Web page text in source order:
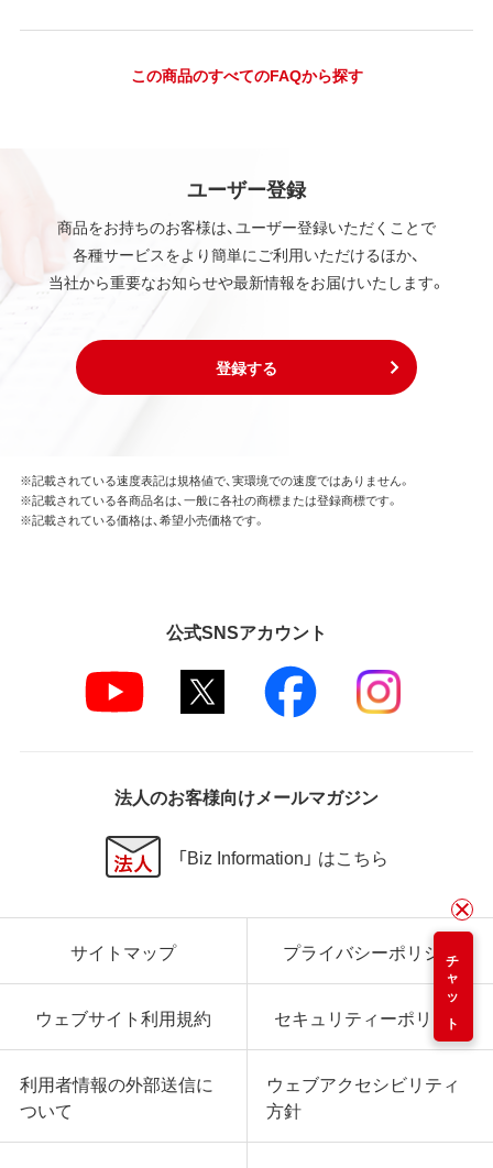
この商品のすべてのFAQから探す
ユーザー登録
商品をお持ちのお客様は、ユーザー登録いただくことで
各種サービスをより簡単にご利用いただけるほか、
当社から重要なお知らせや最新情報をお届けいたします。
登録する
チャット
※記載されている速度表記は規格値で、実環境での速度ではありません。
※記載されている各商品名は、一般に各社の商標または登録商標です。
※記載されている価格は、希望小売価格です。
公式SNSアカウント
法人のお客様向けメールマガジン
「Biz Information」 はこちら
サイトマップ プライバシーポリシー
ウェブサイト利用規約 セキュリティーポリシー
利用者情報の外部送信に
ついて
ウェブアクセシビリティ
方針